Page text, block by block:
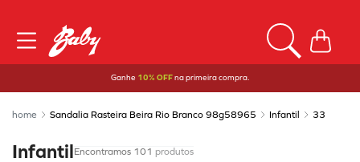
Ganhe 10% OFFna primeira compra.
Sandalia Rasteira Beira Rio Branco 98g58965 Infantil 33
Infantil 101 produtos